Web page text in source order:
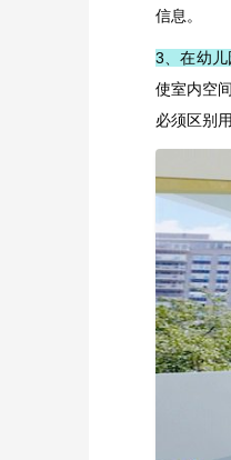
信息。
3、在幼
使室内空
必须区别